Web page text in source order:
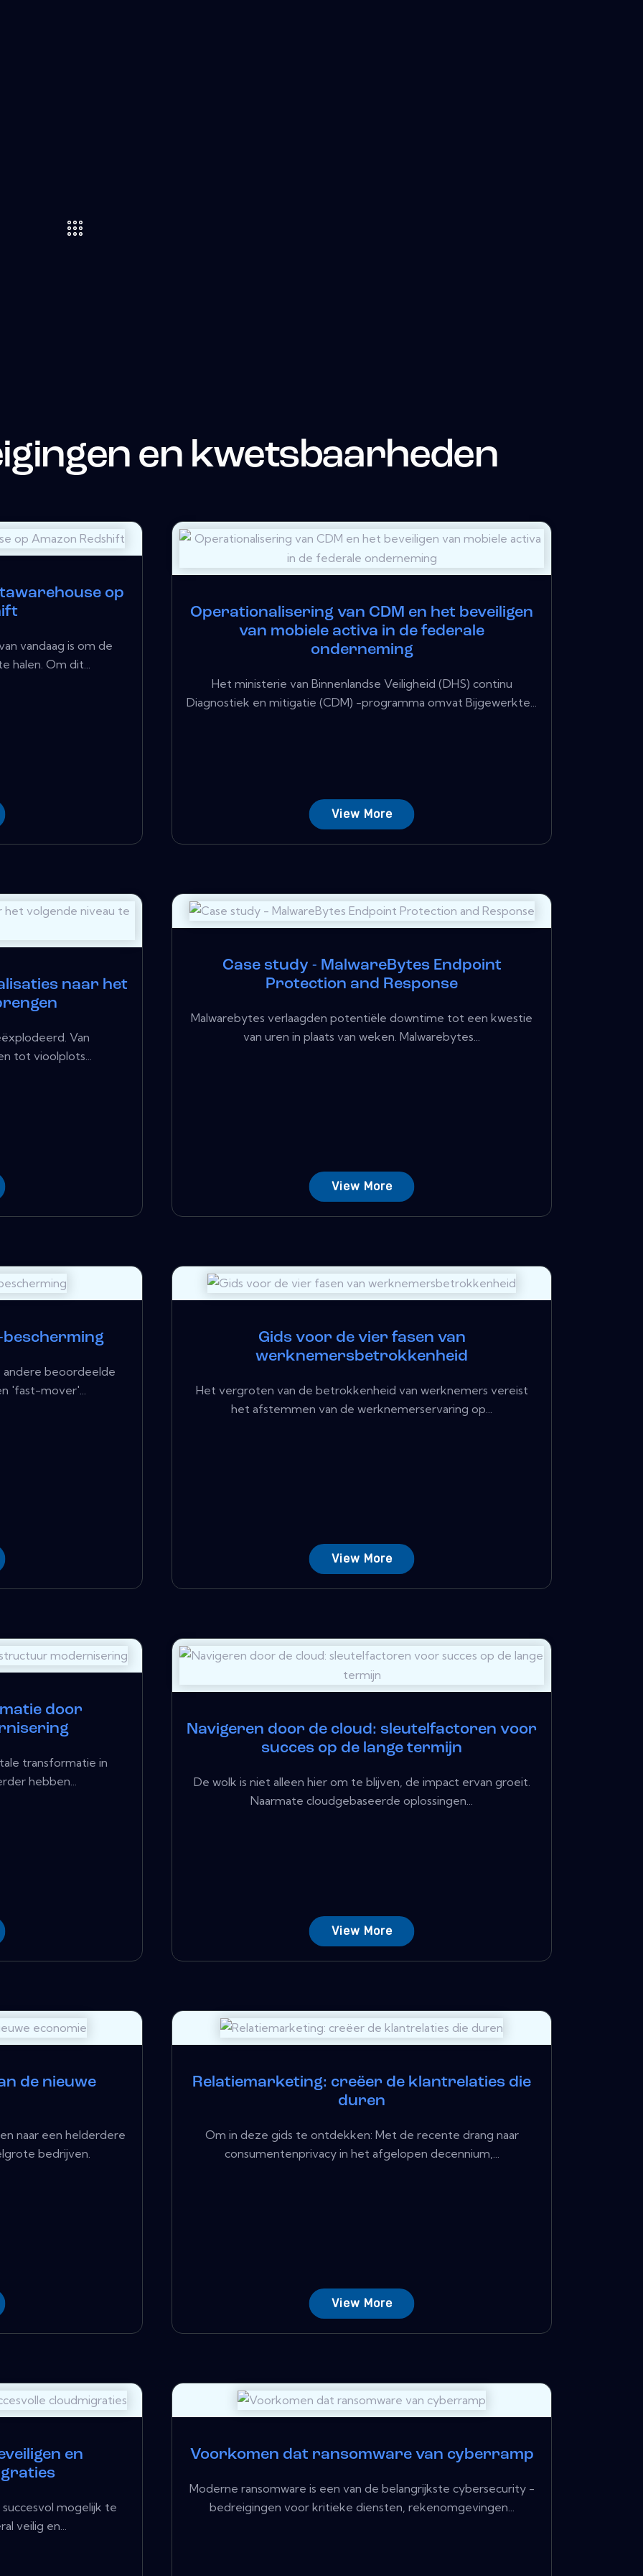
en kwetsbaarheden
op
vandaag is om de
halen. Om dit...
Operationalisering van CDM en het beveiligen
van mobiele activa in de federale
onderneming
Het ministerie van Binnenlandse Veiligheid (DHS) continu
Diagnostiek en mitigatie (CDM) -programma omvat Bijgewerkte...
View More
naar het
Van
tot vioolplots...
Case study - MalwareBytes Endpoint
Protection and Response
Malwarebytes verlaagden potentiële downtime tot een kwestie
van uren in plaats van weken. Malwarebytes...
View More
bescherming
andere beoordeelde
'fast-mover'...
Gids voor de vier fasen van
werknemersbetrokkenheid
Het vergroten van de betrokkenheid van werknemers vereist
het afstemmen van de werknemerservaring op...
View More
door
transformatie in
hebben...
Navigeren door de cloud: sleutelfactoren voor
succes op de lange termijn
De wolk is niet alleen hier om te blijven, de impact ervan groeit.
Naarmate cloudgebaseerde oplossingen...
View More
de nieuwe
naar een helderdere
bedrijven.
Relatiemarketing: creëer de klantrelaties die
duren
Om in deze gids te ontdekken: Met de recente drang naar
consumentenprivacy in het afgelopen decennium,...
View More
en
mogelijk te
veilig en...
Voorkomen dat ransomware van cyberramp
Moderne ransomware is een van de belangrijkste cybersecurity -
bedreigingen voor kritieke diensten, rekenomgevingen...